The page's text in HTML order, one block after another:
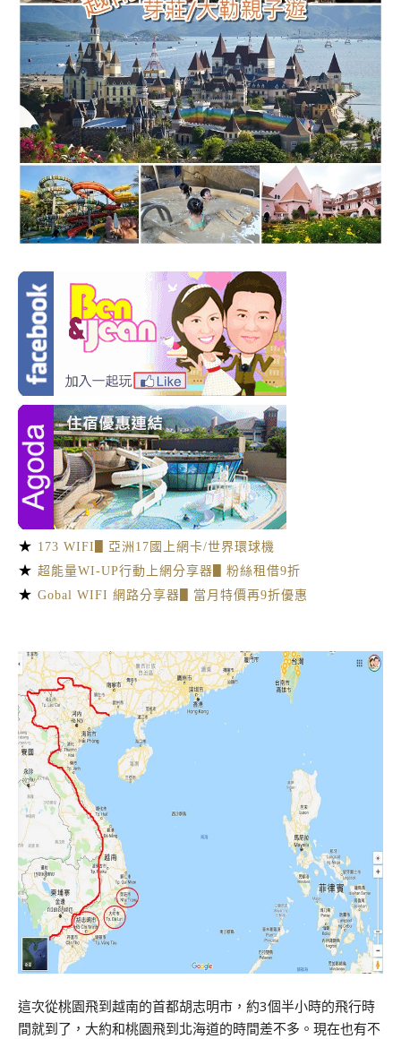
★ 173 WIFI▋亞洲17國上網卡/世界環球機
★ 超能量WI-UP行動上網分享器▋粉絲租借9折
★ Gobal WIFI 網路分享器▋當月特價再9折優惠
這次從桃園飛到越南的首都胡志明市，約3個半小時的飛行時
間就到了，大約和桃園飛到北海道的時間差不多。現在也有不